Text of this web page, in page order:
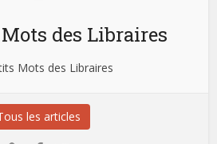
des Libraires
Mots des Libraires
les articles